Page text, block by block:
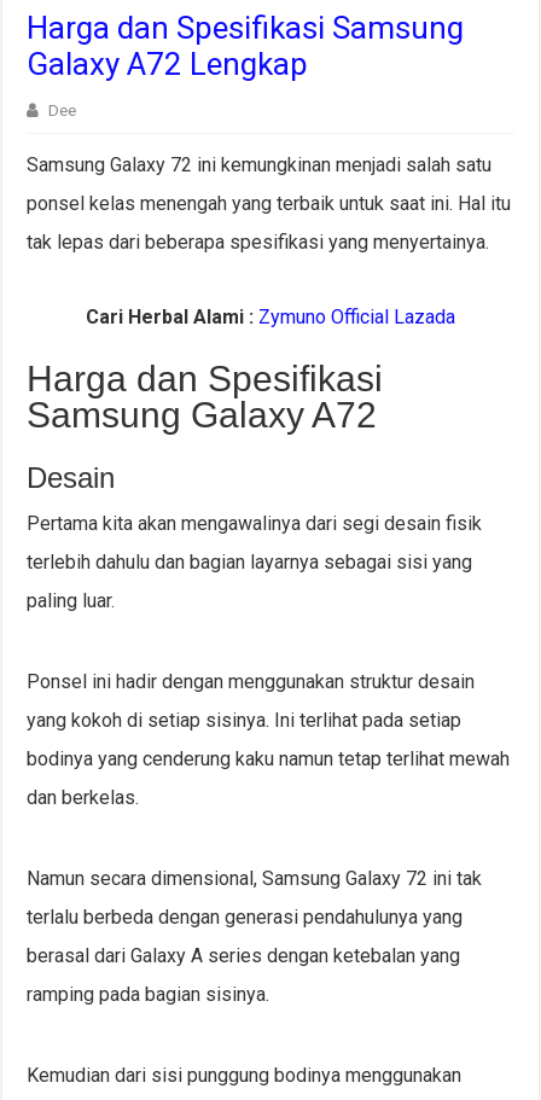
Harga dan Spesifikasi Samsung
Galaxy A72 Lengkap
Dee
Samsung Galaxy 72 ini kemungkinan menjadi salah satu
ponsel kelas menengah yang terbaik untuk saat ini. Hal itu
tak lepas dari beberapa spesifikasi yang menyertainya.
Cari Herbal Alami : Zymuno Official Lazada
Harga dan Spesifikasi
Samsung Galaxy A72
Desain
Pertama kita akan mengawalinya dari segi desain fisik
terlebih dahulu dan bagian layarnya sebagai sisi yang
paling luar.
Ponsel ini hadir dengan menggunakan struktur desain
yang kokoh di setiap sisinya. Ini terlihat pada setiap
bodinya yang cenderung kaku namun tetap terlihat mewah
dan berkelas.
Namun secara dimensional, Samsung Galaxy 72 ini tak
terlalu berbeda dengan generasi pendahulunya yang
berasal dari Galaxy A series dengan ketebalan yang
ramping pada bagian sisinya.
Kemudian dari sisi punggung bodinya menggunakan